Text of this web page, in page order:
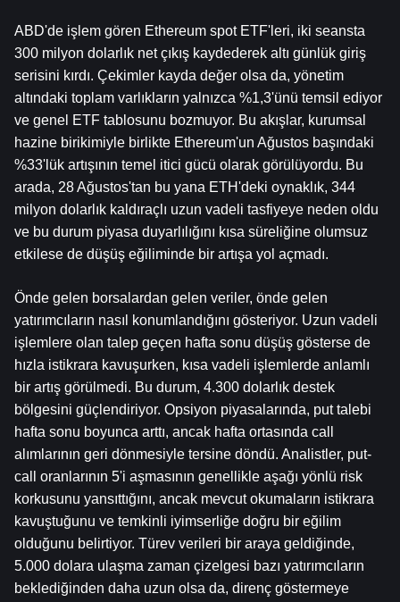
ABD'de işlem gören Ethereum spot ETF'leri, iki seansta
300 milyon dolarlık net çıkış kaydederek altı günlük giriş
serisini kırdı. Çekimler kayda değer olsa da, yönetim
altındaki toplam varlıkların yalnızca %1,3'ünü temsil ediyor
ve genel ETF tablosunu bozmuyor. Bu akışlar, kurumsal
hazine birikimiyle birlikte Ethereum'un Ağustos başındaki
%33'lük artışının temel itici gücü olarak görülüyordu. Bu
arada, 28 Ağustos'tan bu yana ETH'deki oynaklık, 344
milyon dolarlık kaldıraçlı uzun vadeli tasfiyeye neden oldu
ve bu durum piyasa duyarlılığını kısa süreliğine olumsuz
etkilese de düşüş eğiliminde bir artışa yol açmadı.
Önde gelen borsalardan gelen veriler, önde gelen
yatırımcıların nasıl konumlandığını gösteriyor. Uzun vadeli
işlemlere olan talep geçen hafta sonu düşüş gösterse de
hızla istikrara kavuşurken, kısa vadeli işlemlerde anlamlı
bir artış görülmedi. Bu durum, 4.300 dolarlık destek
bölgesini güçlendiriyor. Opsiyon piyasalarında, put talebi
hafta sonu boyunca arttı, ancak hafta ortasında call
alımlarının geri dönmesiyle tersine döndü. Analistler, put-
call oranlarının 5'i aşmasının genellikle aşağı yönlü risk
korkusunu yansıttığını, ancak mevcut okumaların istikrara
kavuştuğunu ve temkinli iyimserliğe doğru bir eğilim
olduğunu belirtiyor. Türev verileri bir araya geldiğinde,
5.000 dolara ulaşma zaman çizelgesi bazı yatırımcıların
beklediğinden daha uzun olsa da, direnç göstermeye